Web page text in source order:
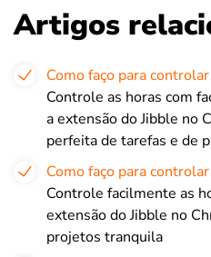
Artigos
Como faço para
Controle as horas com
a extensão do Jibble no
perfeita de tarefas e de
Como faço para
Controle facilmente as
extensão do Jibble no
projetos tranquila